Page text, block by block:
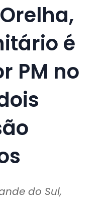
é
PM no
do Sul,